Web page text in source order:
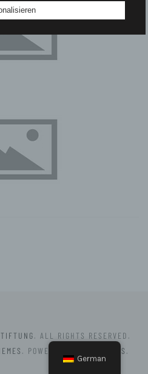
. ALL RIGHTS RESERVED.
. POWERED BY WORDPRESS .
German
Person, deren
von dem für die
verarbeitet werden.
wie das Erheben, das
das Ordnen, die
oder Veränderung, das
die Verwendung, die
Verbreitung oder eine
den Abgleich oder die
das Löschen oder
persönlicher
Verhalten,
dieser natürlichen